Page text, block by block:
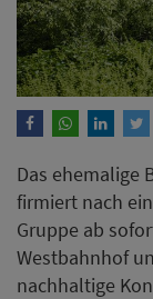
Das ehemalige
firmiert nach
Gruppe ab
Westbahnhof
nachhaltige